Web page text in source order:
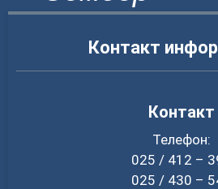
Контакт
Контакт
Телефон:
025 / 412 –
025 / 430 –